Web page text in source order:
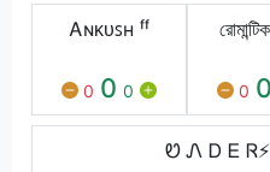
Ꭺɴᴋᴜꜱʜ ㅤᶠᶠ
0 0 0 0 0
Ꮼ Ꮑ Ꭰ Ꭼ